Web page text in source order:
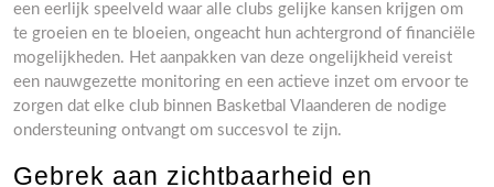
een eerlijk speelveld waar alle clubs gelijke kansen krijgen om
te groeien en te bloeien, ongeacht hun achtergrond of financiële
mogelijkheden. Het aanpakken van deze ongelijkheid vereist
een nauwgezette monitoring en een actieve inzet om ervoor te
zorgen dat elke club binnen Basketbal Vlaanderen de nodige
ondersteuning ontvangt om succesvol te zijn.
Gebrek aan zichtbaarheid en